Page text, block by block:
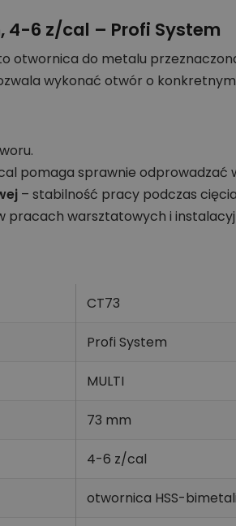
4-6 z/cal – Profi System
otwornica do metalu
wykonać otwór o
pomaga sprawnie odprowadzać
– stabilność pracy podczas
pracach warsztatowych i
CT73
Profi System
MULTI
73 mm
4-6 z/cal
otwornica HSS-